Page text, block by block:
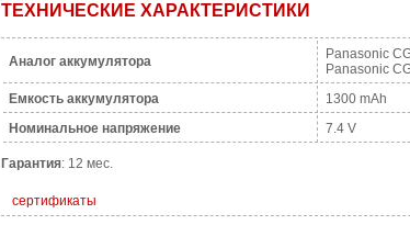
ТЕХНИЧЕСКИЕ ХАРАКТЕРИСТИКИ
Аналог аккумулятора
Panasonic
Panasonic
Емкость аккумулятора
1300 mAh
Номинальное напряжение
7.4 V
Гарантия: 12 мес.
сертификаты